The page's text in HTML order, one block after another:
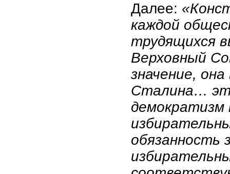
Далее:
каждой
трудящихся
Верховный
значение,
Сталина…
обязанность